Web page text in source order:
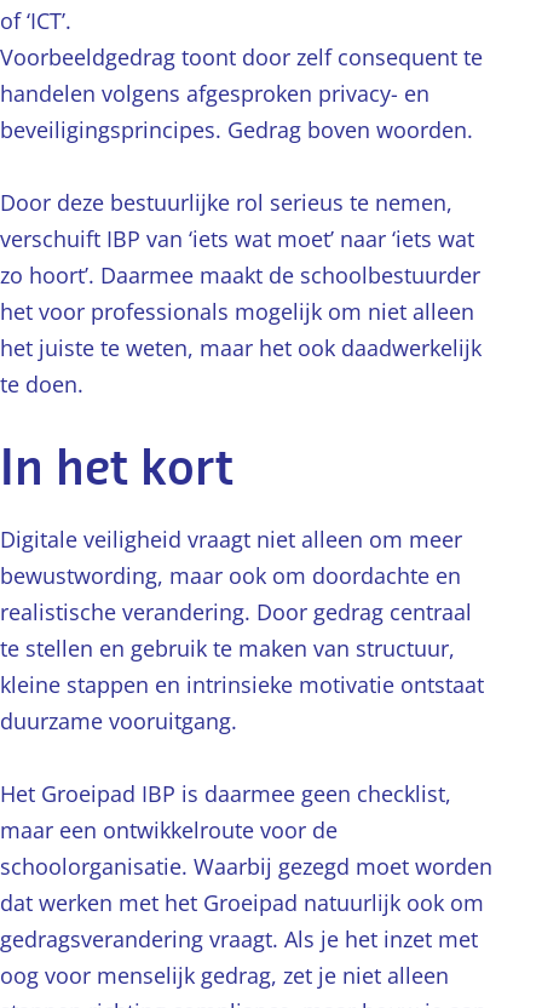
of ‘ICT’.
Voorbeeldgedrag toont door zelf consequent te
handelen volgens afgesproken privacy- en
beveiligingsprincipes. Gedrag boven woorden.
Door deze bestuurlijke rol serieus te nemen,
verschuift IBP van ‘iets wat moet’ naar ‘iets wat
zo hoort’. Daarmee maakt de schoolbestuurder
het voor professionals mogelijk om niet alleen
het juiste te weten, maar het ook daadwerkelijk
te doen.
In het kort
Digitale veiligheid vraagt niet alleen om meer
bewustwording, maar ook om doordachte en
realistische verandering. Door gedrag centraal
te stellen en gebruik te maken van structuur,
kleine stappen en intrinsieke motivatie ontstaat
duurzame vooruitgang.
Het Groeipad IBP is daarmee geen checklist,
maar een ontwikkelroute voor de
schoolorganisatie. Waarbij gezegd moet worden
dat werken met het Groeipad natuurlijk ook om
gedragsverandering vraagt. Als je het inzet met
oog voor menselijk gedrag, zet je niet alleen